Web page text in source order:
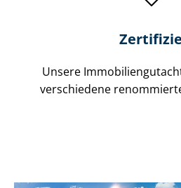
Unsere
verschiedene